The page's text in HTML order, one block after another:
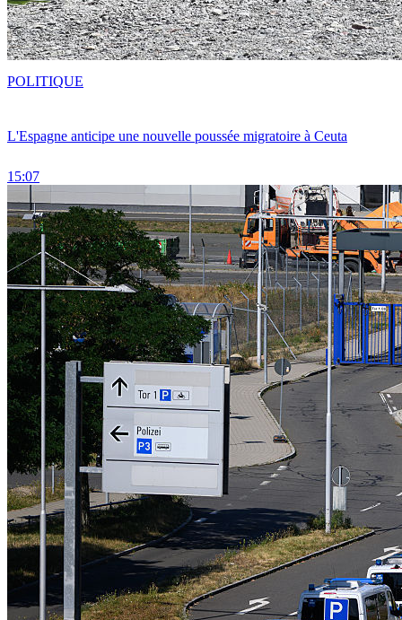
L'Espagne anticipe une nouvelle poussée migratoire à Ceuta
15:07
POLITIQUE